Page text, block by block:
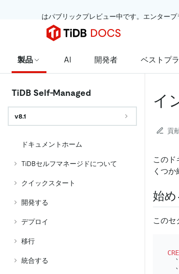
はパブリックプレビュー中です。エンター
製品 AI 開発者 ベストプ
TiDB Self-Managed
v8.1
ドキュメントホーム
TiDBセルフマネージドについて
クイックスタート
開発する
デプロイ
移行
統合する
イ
貢
このド
くつか
始め
このセ